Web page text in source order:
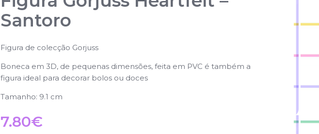
Santoro
Figura de colecção Gorjuss
Boneca em 3D, de pequenas dimensões, feita em PVC é também a
figura ideal para decorar bolos ou doces
Tamanho: 9.1 cm
7.80€